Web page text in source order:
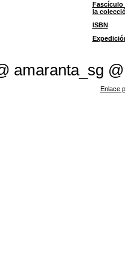
Fascículo
la
ISBN
amaranta_sg @
Enlace